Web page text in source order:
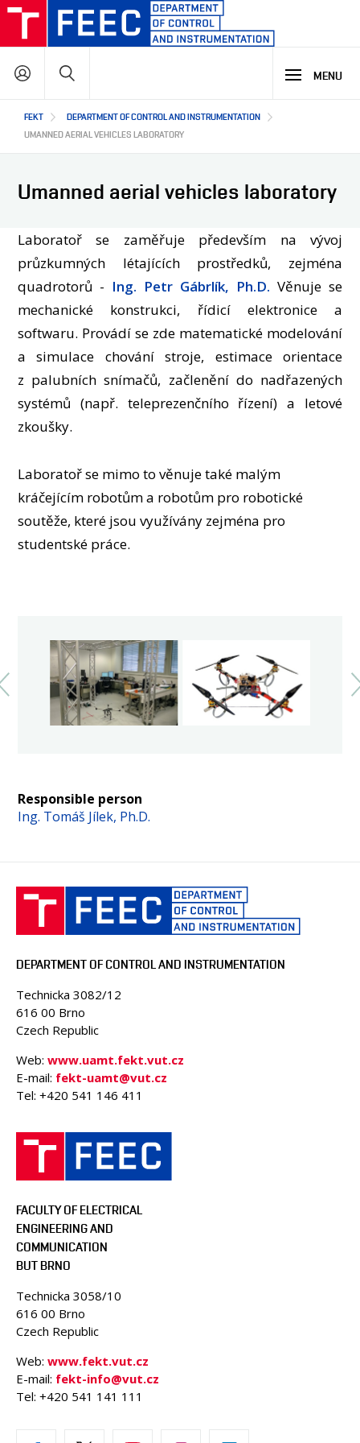
Skip
main
content
Hlavní
navigace
STUDY
MAIN R&D AREAS
R&D LABORATORIES
R&D RESULTS
PROJECTS
COOPERATION
COOPERATION WITH US
OUR PARTNERS
ABOUT US
ABOUT DEPARTMENT
PEOPLE
ACCREDITED LABORATORIES
CONTACT
CZ
MENU
FEKT
DEPARTMENT OF CONTROL AND INSTRUMENTATION
UMANNED AERIAL VEHICLES LABORATORY
Umanned aerial vehicles laboratory
Laboratoř se zaměřuje především na vývoj
průzkumných létajících prostředků, zejména
quadrotorů - Ing. Petr Gábrlík, Ph.D. Věnuje se
mechanické konstrukci, řídicí elektronice a
softwaru. Provádí se zde matematické modelování
a simulace chování stroje, estimace orientace
z palubních snímačů, začlenění do nadřazených
systémů (např. teleprezenčního řízení) a letové
zkoušky.
Laboratoř se mimo to věnuje také malým
kráčejícím robotům a robotům pro robotické
soutěže, které jsou využívány zejména pro
studentské práce.
Responsible person
Ing. Tomáš Jílek, Ph.D.
DEPARTMENT OF CONTROL AND INSTRUMENTATION
Technicka 3082/12
616 00 Brno
Czech Republic
Web: www.uamt.fekt.vut.cz
E-mail: fekt-uamt@vut.cz
Tel: +420 541 146 411
FACULTY OF ELECTRICAL
ENGINEERING AND
COMMUNICATION
BUT BRNO
Technicka 3058/10
616 00 Brno
Czech Republic
Web: www.fekt.vut.cz
E-mail: fekt-info@vut.cz
Tel: +420 541 141 111